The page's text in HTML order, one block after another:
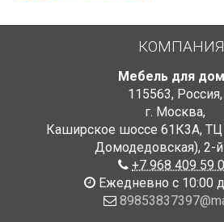
КОМПАНИЯ
Мебель для
115563, Россия,
г. Москва,
Каширское шоссе 61К3А,
Домодедовская), 2-
+7 968 409 59
Ежедневно с 10:00